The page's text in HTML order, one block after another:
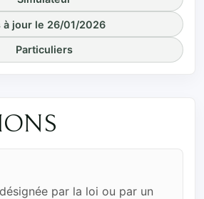
à jour le 26/01/2026
Particuliers
par la loi ou par un